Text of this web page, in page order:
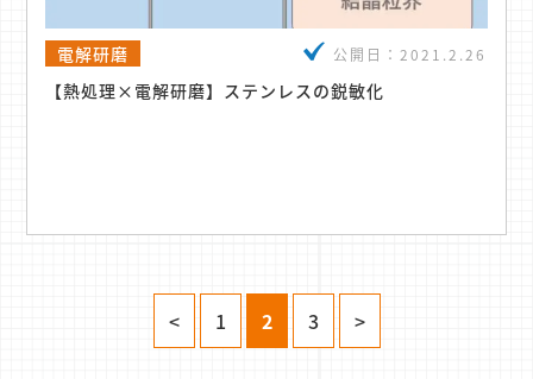
電解研磨 公開日： 2021.2.26
【熱処理×電解研磨】ステンレスの鋭敏化
< 1 2 3 >